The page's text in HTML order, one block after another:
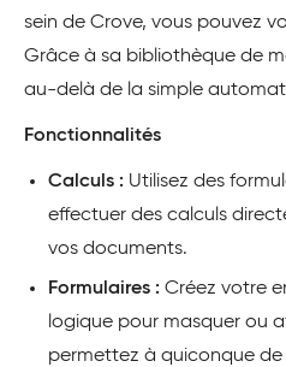
sein de Crove, vous pouvez
Grâce à sa bibliothèque de
au-delà de la simple
Fonctionnalités
Calculs : Utilisez des
effectuer des calculs
vos documents.
Formulaires : Créez votre
logique pour masquer ou
permettez à quiconque